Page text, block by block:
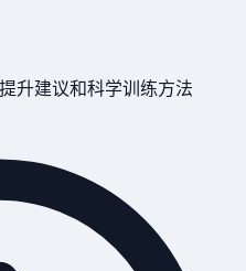
升建议和科学训练方法